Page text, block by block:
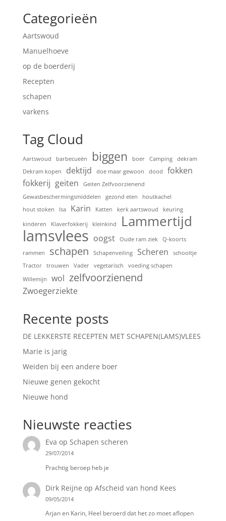
Categorieën
Aartswoud
Manuelhoeve
op de boerderij
Recepten
schapen
varkens
Tag Cloud
Aartswoud barbecueën biggen boer Camping
dekram
Dekram kopen
dektijd doe maar gewoon dood
fokken
fokkerij geiten
Geiten Zelfvoorzienend
Gewasbeschermingsmiddelen
gezond eten
houtkachel
hout stoken
Isa Karin Katten kerk aartswoud keuring
kinderen Klaverfokkerij kleinkind Lammertijd
lamsvlees oogst Oude ram ziek
Q-koorts
rammen
schapen Schapenveiling Scheren
schooltje
Tractor
trouwen Vader vegetarisch
voeding schapen
Willemijn
wol zelfvoorzienend
Zwoegerziekte
Recente posts
DE LEKKERSTE RECEPTEN MET SCHAPEN(LAMS)VLEES
Marie is jarig
Weiden bij een andere boer
Nieuwe genen gekocht
Nieuwe hond
Nieuwste reacties
Eva opSchapen scheren
29/07/2014
Prachtig beroep heb je
Dirk Reijne opAfscheid van hond Kees
09/05/2014
Arjan en Karin, Heel beroerd dat het zo moet aflopen